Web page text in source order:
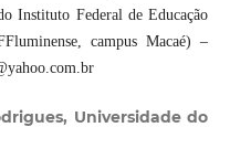
Instituto Federal de Educação
campus Macaé) –
Universidade do